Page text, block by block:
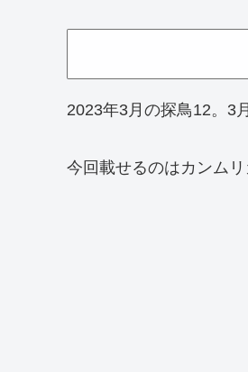
2023年3月の探鳥12。3
今回載せるのはカンム